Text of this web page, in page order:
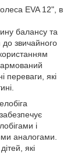
EVA 12", в
балансу та
звичайного
армований
переваги, які
і
аналогами.
які